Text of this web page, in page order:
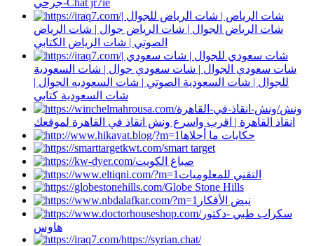
شات الرياض | شات الرياض للجوال |
شات الرياض الجوال | شات الرياض جوال | شات الرياض
الصوتي | شات الرياض الكتابي
شات سعودي للجوال | شات سعودي |
شات سعودي الجوال | شات سعودي جوال | شات السعودية
للجوال | شات السعودية الصوتي | شات السعوديه الجوال |
شات السعودية كتابي
ونش
انقاذ القاهرة | اقرب واسرع ونش انقاذ في القاهرة لموقعك
حكايات ما أحلاها
smart target
صباغ الكويت
التقني للمعلوميات
Globe Stone Hills
نبض الأفكار
سكراب طبي -دكتور
هاوس
https://syrian.chat/